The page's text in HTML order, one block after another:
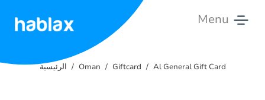
Menu
التسعير
الرئيسية Oman Giftcard Al General Gift Card